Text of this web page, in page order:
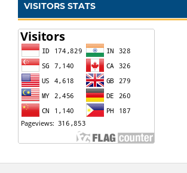
VISITORS STATS